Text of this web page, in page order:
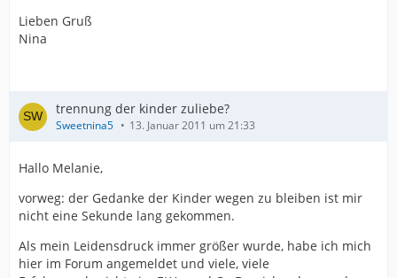
Lieben Gruß
Nina
trennung der kinder zuliebe?
Sweetnina5 13. Januar 2011 um 21:33
Hallo Melanie,
vorweg: der Gedanke der Kinder wegen zu bleiben ist mir
nicht eine Sekunde lang gekommen.
Als mein Leidensdruck immer größer wurde, habe ich mich
hier im Forum angemeldet und viele, viele